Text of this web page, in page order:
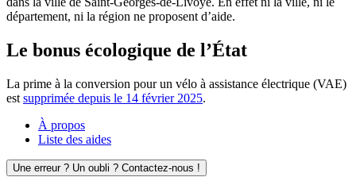
département, ni la région ne proposent d’aide.
Le bonus écologique de l’État
La prime à la conversion pour un vélo à assistance électrique (VAE)
est supprimée depuis le 14 février 2025.
À propos
Liste des aides
Une erreur ? Un oubli ? Contactez-nous !